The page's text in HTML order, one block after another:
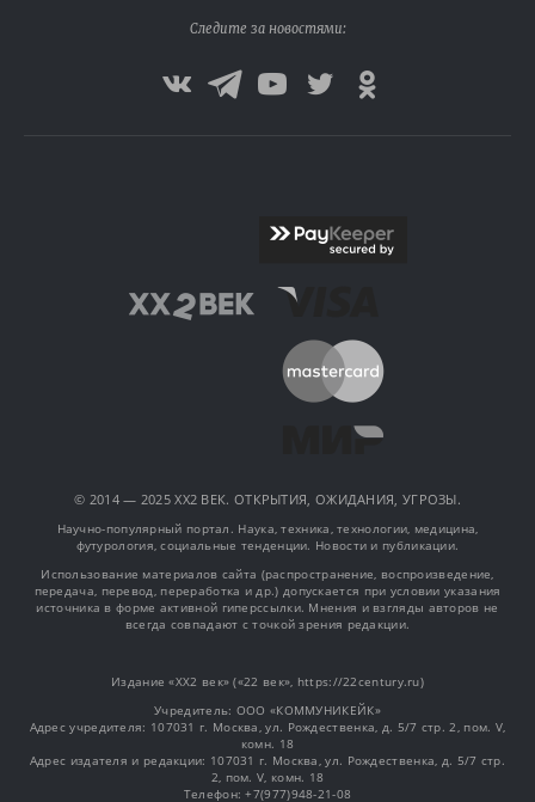
Следите за новостями:
© 2014 — 2025 XX2 ВЕК. ОТКРЫТИЯ, ОЖИДАНИЯ, УГРОЗЫ.
Научно-популярный портал. Наука, техника, технологии, медицина,
футурология, социальные тенденции. Новости и публикации.
Использование материалов сайта (распространение, воспроизведение,
передача, перевод, переработка и др.) допускается при условии указания
источника в форме активной гиперссылки. Мнения и взгляды авторов не
всегда совпадают с точкой зрения редакции.
Издание «XX2 век» («22 век», https://22century.ru)
Учредитель: OOO «КОММУНИКЕЙК»
Адрес учредителя: 107031 г. Москва, ул. Рождественка, д. 5/7 стр. 2, пом. V,
комн. 18
Адрес издателя и редакции: 107031 г. Москва, ул. Рождественка, д. 5/7 стр.
2, пом. V, комн. 18
Телефон: +7(977)948-21-08